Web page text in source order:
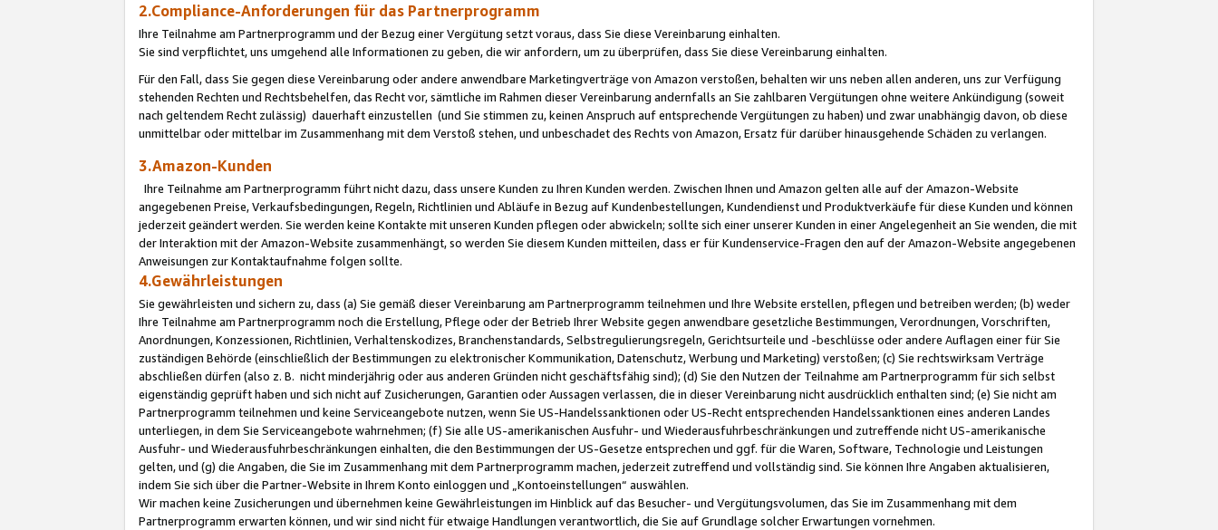
2.Compliance-Anforderungen für das Partnerprogramm
Ihre Teilnahme am Partnerprogramm und der Bezug einer Vergütung setzt voraus, dass Sie diese Vereinbarung einhalten.
Sie sind verpflichtet, uns umgehend alle Informationen zu geben, die wir anfordern, um zu überprüfen, dass Sie diese Vereinbarung einhalten.
Für den Fall, dass Sie gegen diese Vereinbarung oder andere anwendbare Marketingverträge von Amazon verstoßen, behalten wir uns neben allen anderen, uns zur Verfügung
stehenden Rechten und Rechtsbehelfen, das Recht vor, sämtliche im Rahmen dieser Vereinbarung andernfalls an Sie zahlbaren Vergütungen ohne weitere Ankündigung (soweit
nach geltendem Recht zulässig) dauerhaft einzustellen (und Sie stimmen zu, keinen Anspruch auf entsprechende Vergütungen zu haben) und zwar unabhängig davon, ob diese
unmittelbar oder mittelbar im Zusammenhang mit dem Verstoß stehen, und unbeschadet des Rechts von Amazon, Ersatz für darüber hinausgehende Schäden zu verlangen.
3.Amazon-Kunden
Ihre Teilnahme am Partnerprogramm führt nicht dazu, dass unsere Kunden zu Ihren Kunden werden. Zwischen Ihnen und Amazon gelten alle auf der Amazon-Website
angegebenen Preise, Verkaufsbedingungen, Regeln, Richtlinien und Abläufe in Bezug auf Kundenbestellungen, Kundendienst und Produktverkäufe für diese Kunden und können
jederzeit geändert werden. Sie werden keine Kontakte mit unseren Kunden pflegen oder abwickeln; sollte sich einer unserer Kunden in einer Angelegenheit an Sie wenden, die mit
der Interaktion mit der Amazon-Website zusammenhängt, so werden Sie diesem Kunden mitteilen, dass er für Kundenservice-Fragen den auf der Amazon-Website angegebenen
Anweisungen zur Kontaktaufnahme folgen sollte.
4.Gewährleistungen
Sie gewährleisten und sichern zu, dass (a) Sie gemäß dieser Vereinbarung am Partnerprogramm teilnehmen und Ihre Website erstellen, pflegen und betreiben werden; (b) weder
Ihre Teilnahme am Partnerprogramm noch die Erstellung, Pflege oder der Betrieb Ihrer Website gegen anwendbare gesetzliche Bestimmungen, Verordnungen, Vorschriften,
Anordnungen, Konzessionen, Richtlinien, Verhaltenskodizes, Branchenstandards, Selbstregulierungsregeln, Gerichtsurteile und -beschlüsse oder andere Auflagen einer für Sie
zuständigen Behörde (einschließlich der Bestimmungen zu elektronischer Kommunikation, Datenschutz, Werbung und Marketing) verstoßen; (c) Sie rechtswirksam Verträge
abschließen dürfen (also z. B. nicht minderjährig oder aus anderen Gründen nicht geschäftsfähig sind); (d) Sie den Nutzen der Teilnahme am Partnerprogramm für sich selbst
eigenständig geprüft haben und sich nicht auf Zusicherungen, Garantien oder Aussagen verlassen, die in dieser Vereinbarung nicht ausdrücklich enthalten sind; (e) Sie nicht am
Partnerprogramm teilnehmen und keine Serviceangebote nutzen, wenn Sie US-Handelssanktionen oder US-Recht entsprechenden Handelssanktionen eines anderen Landes
unterliegen, in dem Sie Serviceangebote wahrnehmen; (f) Sie alle US-amerikanischen Ausfuhr- und Wiederausfuhrbeschränkungen und zutreffende nicht US-amerikanische
Ausfuhr- und Wiederausfuhrbeschränkungen einhalten, die den Bestimmungen der US-Gesetze entsprechen und ggf. für die Waren, Software, Technologie und Leistungen
gelten, und (g) die Angaben, die Sie im Zusammenhang mit dem Partnerprogramm machen, jederzeit zutreffend und vollständig sind. Sie können Ihre Angaben aktualisieren,
indem Sie sich über die Partner-Website in Ihrem Konto einloggen und „Kontoeinstellungen“ auswählen.
Wir machen keine Zusicherungen und übernehmen keine Gewährleistungen im Hinblick auf das Besucher- und Vergütungsvolumen, das Sie im Zusammenhang mit dem
Partnerprogramm erwarten können, und wir sind nicht für etwaige Handlungen verantwortlich, die Sie auf Grundlage solcher Erwartungen vornehmen.